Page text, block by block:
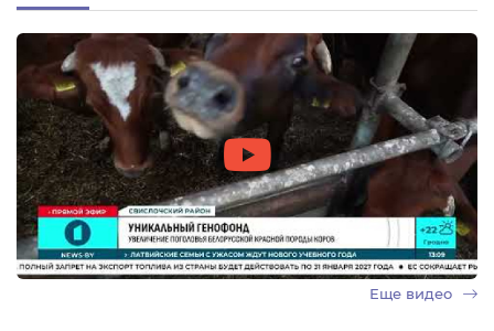
Еще видео